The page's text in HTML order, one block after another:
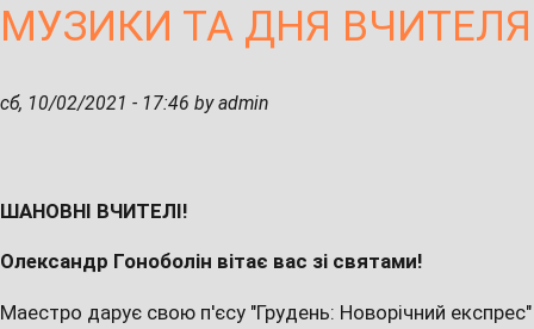
МУЗИКИ ТА ДНЯ ВЧИТЕЛЯ
сб, 10/02/2021 - 17:46 by admin
ШАНОВНІ ВЧИТЕЛІ!
Олександр Гоноболін вітає вас зі святами!
Маестро дарує свою п'єсу "Грудень: Новорічний експрес"